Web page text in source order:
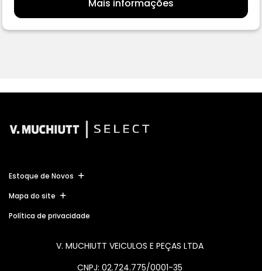
Mais informações
Estoque de Novos
Mapa do site
Política de privacidade
V. MUCHIUTT VEICULOS E PEÇAS LTDA
CNPJ: 02.724.775/0001-35